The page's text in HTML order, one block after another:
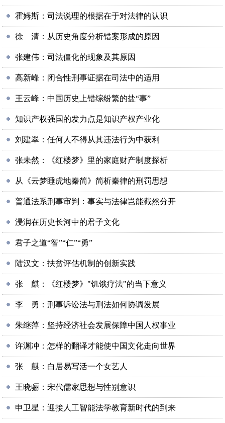
霍姆斯：司法说理的根据在于对法律的认识
徐 清：从历史角度分析错案形成的原因
张建伟：司法僵化的现象及其原因
高新峰：闭合性刑事证据在司法中的适用
王云峰：中国历史上错综纷繁的盐“事”
知识产权强国的发力点是知识产权产业化
刘建翠：任何人不得从其违法行为中获利
张未然：《红楼梦》里的家庭财产制度探析
从《云梦睡虎地秦简》简析秦律的刑罚思想
普通法系刑事审判：事实与法律岂能截然分开
浸润在历史长河中的君子文化
君子之道“智”“仁”“勇”
陆汉文：扶贫评估机制的创新实践
张 麒：《红楼梦》"饥饿疗法"的当下意义
李 勇：刑事诉讼法与刑法如何协调发展
朱继萍：坚持经济社会发展保障中国人权事业
许渊冲：怎样的翻译才能使中国文化走向世界
张 麒：白居易写活一个女艺人
王晓骊：宋代儒家思想与性别意识
申卫星：迎接人工智能法学教育新时代的到来